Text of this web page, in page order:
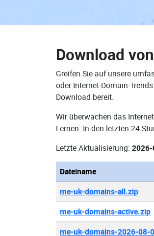
Download von
Greifen Sie auf unsere
oder Internet-Domain-
Download bereit.
Wir überwachen das
Lernen: In den letzten 24
Letzte Aktualisierung:
Dateiname
me-uk-domains-all.zip
me-uk-domains-active.zip
me-uk-domains-2026-08-